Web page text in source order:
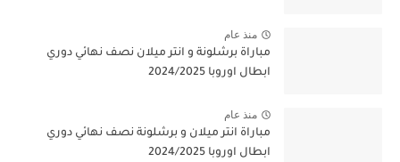
منذ عام
مباراة برشلونة و انتر ميلان نصف نهائي دوري
ابطال اوروبا 2024/2025
منذ عام
مباراة انتر ميلان و برشلونة نصف نهائي دوري
ابطال اوروبا 2024/2025